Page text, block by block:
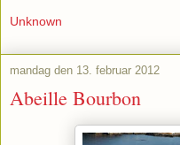
Unknown
mandag den 13. februar 2012
Abeille Bourbon